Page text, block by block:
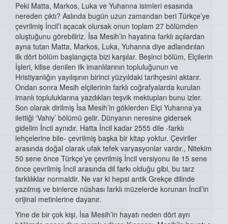
Peki Matta, Markos, Luka ve Yuhanna isimleri esasında
nereden çıktı? Aslında bugün uzun zamandan beri Türkçe’ye
çevrilmiş İncil’i açacak olursak onun toplam 27 bölümden
oluştuğunu görebiliriz. İsa Mesih’in hayatına farklı açılardan
ayna tutan Matta, Markos, Luka, Yuhanna diye adlandırılan
ilk dört bölüm başlangıçta bizi karşılar. Beşinci bölüm, Elçilerin
İşleri, kilise denilen ilk imanlılarının topluluğunun ve
Hristiyanlığın yayılışının birinci yüzyıldaki tarihçesini aktarır.
Ondan sonra Mesih elçilerinin farklı coğrafyalarda kurulan
imanlı topluluklarına yazdıkları teşvik mektupları bunu izler.
Son olarak dirilmiş İsa Mesih’in göklerden Elçi Yuhanna’ya
ilettiği ‘Vahiy’ bölümü gelir. Dünyanın neresine gidersek
gidelim İncil aynıdır. Hatta İncil kadar 2555 dile -farklı
lehçelerine bile- çevrilmiş başka bir kitap yoktur. Çeviriler
arasında doğal olarak ufak tefek varyasyonlar vardır., Nitekim
50 sene önce Türkçe’ye çevrilmiş İncil versiyonu ile 15 sene
önce çevrilmiş İncil arasında dil farkı olduğu gibi, bu tarz
farklılıklar normaldir. Ne var ki hepsi antik Grekçe dilinde
yazılmış ve binlerce nüshası farklı müzelerde korunan İncil’in
orijinal metinlerine dayanır.
Yine de bir çok kişi, İsa Mesih’in hayatı neden dört ayrı